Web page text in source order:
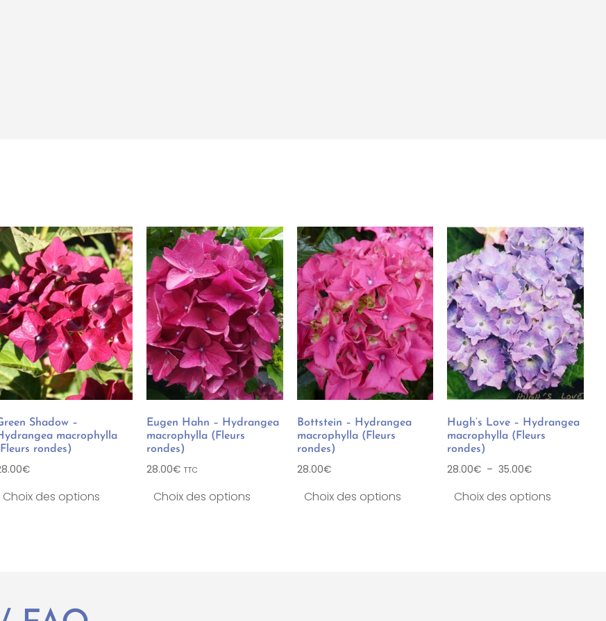
Shadow –
macrophylla
rondes)
€
Choix des options
Eugen Hahn – Hydrangea
macrophylla (Fleurs
rondes)
28.00€ TTC
Choix des options
Bottstein – Hydrangea
macrophylla (Fleurs
rondes)
28.00€
Choix des options
Hugh’s Love – Hydrangea
macrophylla (Fleurs
rondes)
28.00€ – 35.00€
Choix des options